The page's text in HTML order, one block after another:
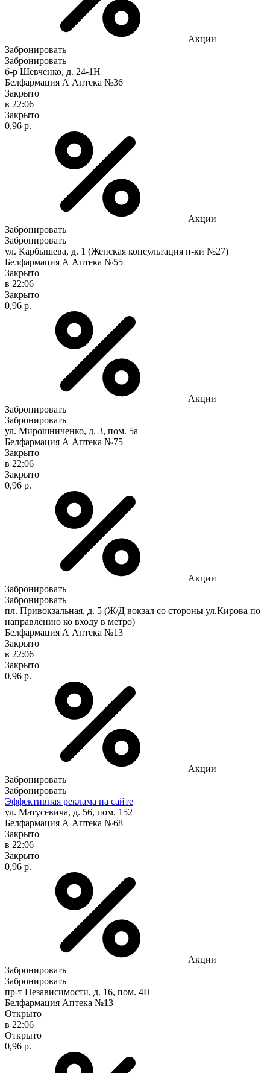
Акции
Забронировать
Забронировать
б-р Шевченко, д. 24-1Н
Белфармация А Аптека №36
Закрыто
в 22:06
Закрыто
0,96 р.
Акции
Забронировать
Забронировать
ул. Карбышева, д. 1 (Женская консультация п-ки №27)
Белфармация А Аптека №55
Закрыто
в 22:06
Закрыто
0,96 р.
Акции
Забронировать
Забронировать
ул. Мирошниченко, д. 3, пом. 5а
Белфармация А Аптека №75
Закрыто
в 22:06
Закрыто
0,96 р.
Акции
Забронировать
Забронировать
пл. Привокзальная, д. 5 (Ж/Д вокзал со стороны ул.Кирова по
направлению ко входу в метро)
Белфармация А Аптека №13
Закрыто
в 22:06
Закрыто
0,96 р.
Акции
Забронировать
Забронировать
Эффективная реклама на сайте
ул. Матусевича, д. 56, пом. 152
Белфармация А Аптека №68
Закрыто
в 22:06
Закрыто
0,96 р.
Акции
Забронировать
Забронировать
пр-т Независимости, д. 16, пом. 4Н
Белфармация Аптека №13
Открыто
в 22:06
Открыто
0,96 р.